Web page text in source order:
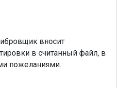
вносит
в считанный файл, в
пожеланиями.